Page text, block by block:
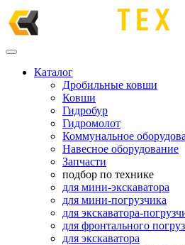
Каталог
Дробильные ковши
Ковши
Гидробур
Гидромолот
Коммунальное
Навесное оборудование
Запчасти
подбор по технике
для мини-экскаватора
для мини-погрузчика
для экскаватора-
для фронтального
для экскаватора